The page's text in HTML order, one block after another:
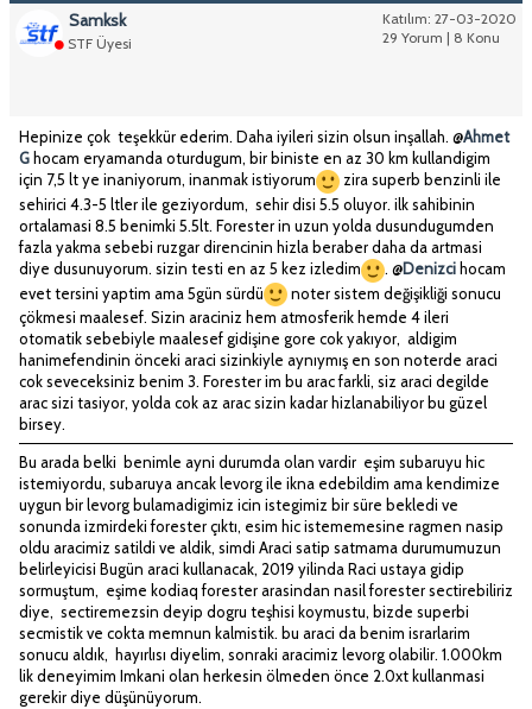
Katılım: 27-03-2020
29 Yorum | 8 Konu
Samksk
STF Üyesi
Hepinize çok teşekkür ederim. Daha iyileri sizin olsun inşallah. @Ahmet
G hocam eryamanda oturdugum, bir biniste en az 30 km kullandigim
için 7,5 lt ye inaniyorum, inanmak istiyorum
zira superb benzinli ile
sehirici 4.3-5 ltler ile geziyordum, sehir disi 5.5 oluyor. ilk sahibinin
ortalamasi 8.5 benimki 5.5lt. Forester in uzun yolda dusundugumden
fazla yakma sebebi ruzgar direncinin hizla beraber daha da artmasi
diye dusunuyorum. sizin testi en az 5 kez izledim
. @Denizci hocam
evet tersini yaptim ama 5gün sürdü
noter sistem değişikliği sonucu
çökmesi maalesef. Sizin araciniz hem atmosferik hemde 4 ileri
otomatik sebebiyle maalesef gidişine gore cok yakıyor, aldigim
hanimefendinin önceki araci sizinkiyle aynıymış en son noterde araci
cok seveceksiniz benim 3. Forester im bu arac farkli, siz araci degilde
arac sizi tasiyor, yolda cok az arac sizin kadar hizlanabiliyor bu güzel
birsey.
Bu arada belki benimle ayni durumda olan vardir eşim subaruyu hic
istemiyordu, subaruya ancak levorg ile ikna edebildim ama kendimize
uygun bir levorg bulamadigimiz icin istegimiz bir süre bekledi ve
sonunda izmirdeki forester çıktı, esim hic istememesine ragmen nasip
oldu aracimiz satildi ve aldik, simdi Araci satip satmama durumumuzun
belirleyicisi Bugün araci kullanacak, 2019 yilinda Raci ustaya gidip
sormuştum, eşime kodiaq forester arasindan nasil forester sectirebiliriz
diye, sectiremezsin deyip dogru teşhisi koymustu, bizde superbi
secmistik ve cokta memnun kalmistik. bu araci da benim israrlarim
sonucu aldık, hayırlısı diyelim, sonraki aracimiz levorg olabilir. 1.000km
lik deneyimim Imkani olan herkesin ölmeden önce 2.0xt kullanmasi
gerekir diye düşünüyorum.